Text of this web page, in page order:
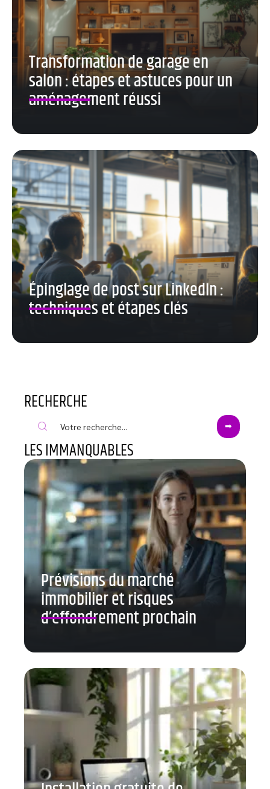
Transformation de garage en
salon : étapes et astuces pour un
aménagement réussi
Épinglage de post sur LinkedIn :
techniques et étapes clés
RECHERCHE
LES IMMANQUABLES
Prévisions du marché
immobilier et risques
d’effondrement prochain